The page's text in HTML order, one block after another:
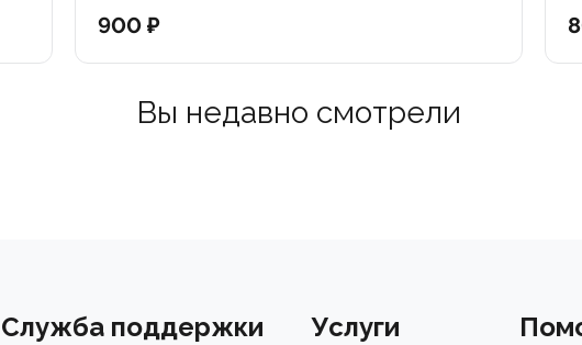
900 ₽
Вы недавно смотрели
Служба поддержки Услуги